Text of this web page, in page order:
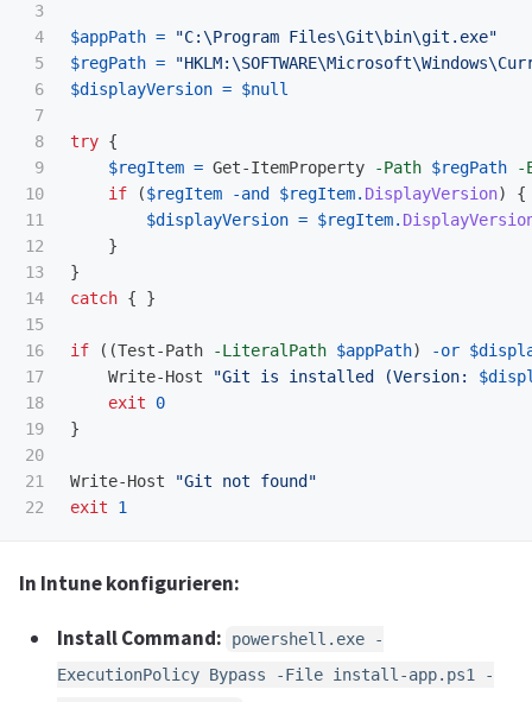
3
4
5
6
7
8
9
10
11
12
13
14
15
16
17
18
19
20
21
$appPath =
"C:\Program Files\Git\bin\git.exe"
$regPath =
$displayVersion = $null
try {
$regItem = Get-ItemProperty -Path $regPath
-
if
($regItem -and $regItem. DisplayVersion)
{
$displayVersion = $regItem.
}
}
catch { }
if ((Test-Path -LiteralPath $appPath) -or
Write-Host
"Git is installed (Version:
exit
0
}
Write-Host
"Git not found"
exit
1
In Intune konfigurieren:
Install Command:
powershell.exe -
ExecutionPolicy Bypass -File install-app.ps1 -